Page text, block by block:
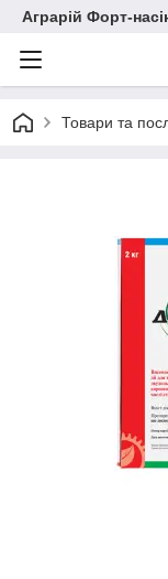
Аграрій Форт-
Товари та